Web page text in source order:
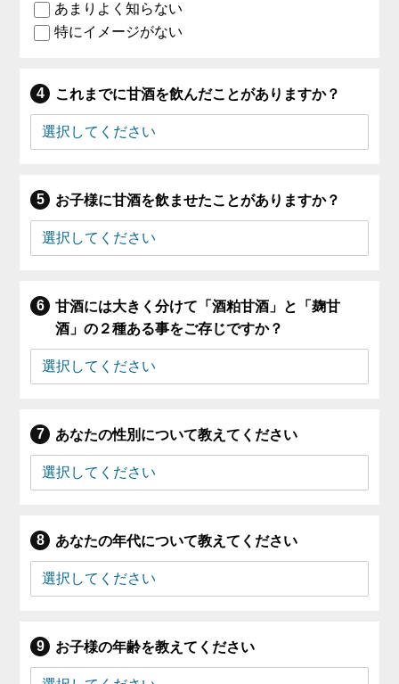
あまりよく知らない
特にイメージがない
これまでに甘酒を飲んだことがありますか？
お子様に甘酒を飲ませたことがありますか？
甘酒には大きく分けて「酒粕甘酒」と「麹甘
酒」の２種ある事をご存じですか？
あなたの性別について教えてください
あなたの年代について教えてください
お子様の年齢を教えてください